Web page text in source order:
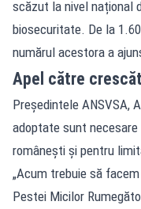
scăzut la nivel național
biosecuritate. De la
numărul acestora a
Apel către
Președintele ANSVSA,
adoptate sunt
românești și pentru
„Acum trebuie să
Pestei Micilor